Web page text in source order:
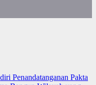
Penandatanganan Pakta